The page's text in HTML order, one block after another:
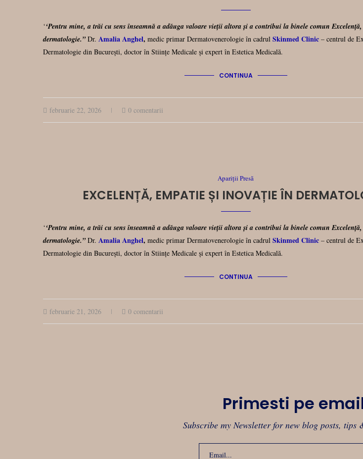
‘‘Pentru mine, a trăi cu sens înseamnă a adăuga valoare vieții altora și a contribui la binele comun
dermatologie.”Dr. Amalia Anghel, medic primar Dermatovenerologie în cadrul Skinmed Clinic – centrul de
Dermatologie din București, doctor în Stiințe Medicale și expert în Estetica Medicală.
CONTINUA
februarie 22, 2026 0 comentarii
Apariții Presă
EXCELENȚĂ, EMPATIE ȘI INOVAȚIE ÎN
‘‘Pentru mine, a trăi cu sens înseamnă a adăuga valoare vieții altora și a contribui la binele comun
dermatologie.”Dr. Amalia Anghel, medic primar Dermatovenerologie în cadrul Skinmed Clinic – centrul de
Dermatologie din București, doctor în Stiințe Medicale și expert în Estetica Medicală.
CONTINUA
februarie 21, 2026 0 comentarii
Primesti pe
Subscribe my Newsletter for new blog posts, tips